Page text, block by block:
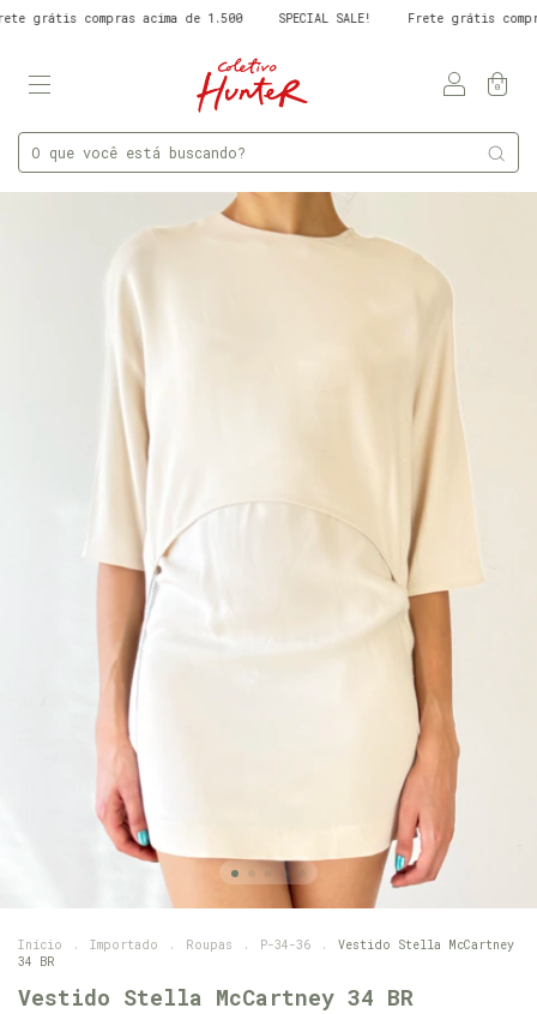
compras acima de 1.500 SPECIAL SALE! Frete grátis compras
0
Início . Importado . Roupas . P-34-36 .
Vestido Stella McCartney
34 BR
Vestido Stella McCartney 34 BR